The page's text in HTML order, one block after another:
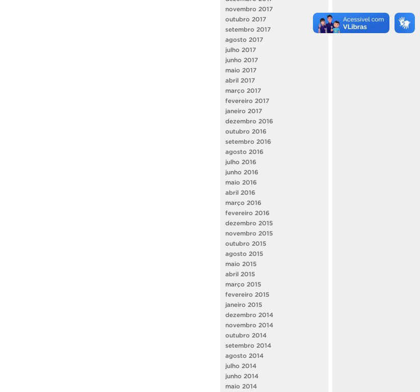
novembro 2017
outubro 2017
setembro 2017
agosto 2017
julho 2017
junho 2017
maio 2017
abril 2017
março 2017
fevereiro 2017
janeiro 2017
dezembro 2016
outubro 2016
setembro 2016
agosto 2016
julho 2016
junho 2016
maio 2016
abril 2016
março 2016
fevereiro 2016
dezembro 2015
novembro 2015
outubro 2015
agosto 2015
maio 2015
abril 2015
março 2015
fevereiro 2015
janeiro 2015
dezembro 2014
novembro 2014
outubro 2014
setembro 2014
agosto 2014
julho 2014
junho 2014
maio 2014